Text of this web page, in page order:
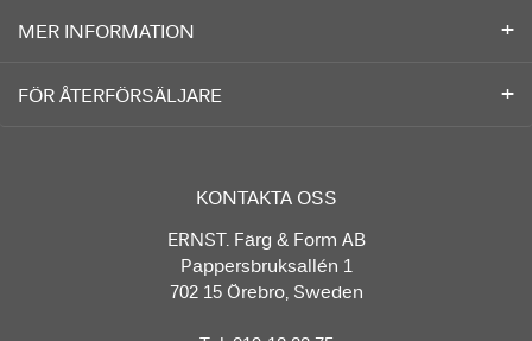
MER INFORMATION
FÖR ÅTERFÖRSÄLJARE
KONTAKTA OSS
ERNST. Färg & Form AB
Pappersbruksallén 1
702 15 Örebro, Sweden